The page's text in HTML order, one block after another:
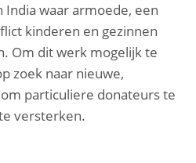
India waar armoede, een
kinderen en gezinnen
Om dit werk mogelijk te
zoek naar nieuwe,
particuliere donateurs te
versterken.